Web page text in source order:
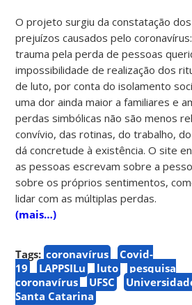
O projeto surgiu da constatação
prejuízos causados pelo
trauma pela perda de pessoas
impossibilidade de realização dos
de luto, por conta do isolamento
uma dor ainda maior a familiares e
perdas simbólicas não são menos
convívio, das rotinas, do trabalho,
dá concretude à existência. O site
as pessoas escrevam sobre a
sobre os próprios sentimentos,
lidar com as múltiplas perdas.
(mais…)
Tags: coronavírus
Covid-
19
LAPPSILu luto
pesquisa
coronavírus
UFSC
Santa Catarina